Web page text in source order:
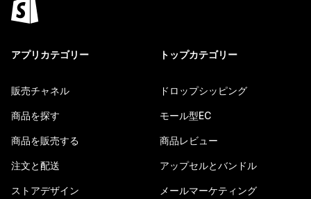
アプリカテゴリー
販売チャネル
商品を探す
商品を販売する
注文と配送
ストアデザイン
トップカテゴリー
ドロップシッピング
モール型EC
商品レビュー
アップセルとバンドル
メールマーケティング